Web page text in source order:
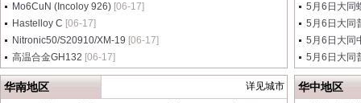
Mo6CuN (Incoloy 926) [06-17]
Hastelloy C [06-17]
Nitronic50/S20910/XM-19 [06-17]
高温合金GH132 [06-17]
5月6日大同
5月6日大同
5月6日大同
5月6日大同
华南地区 详见城市 华中地区